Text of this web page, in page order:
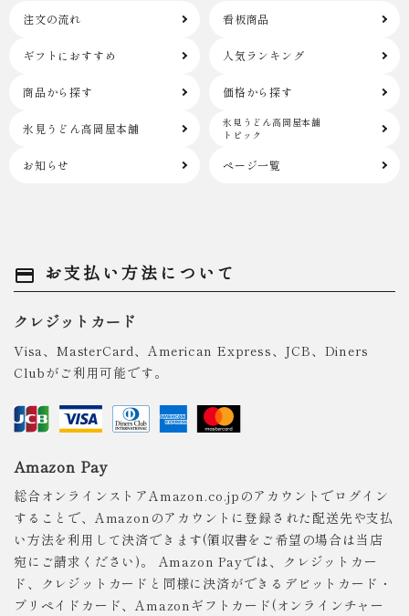
注文の流れ 看板商品
ギフトにおすすめ 人気ランキング
商品から探す 価格から探す
氷見うどん高岡屋本舗
氷見うどん高岡屋本舗
トピック
お知らせ ページ一覧
payment お支払い方法について
クレジットカード
Visa、MasterCard、American Express、JCB、Diners
Clubがご利用可能です。
Amazon Pay
総合オンラインストアAmazon.co.jpのアカウントでログイン
することで、Amazonのアカウントに登録された配送先や支払
い方法を利用して決済できます(領収書をご希望の場合は当店
宛にご請求ください)。 Amazon Payでは、クレジットカー
ド、クレジットカードと同様に決済ができるデビットカード・
プリペイドカード、Amazonギフトカード(オンラインチャー